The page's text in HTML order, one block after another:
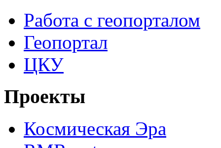
Работа с геопорталом
Геопортал
ЦКУ
Проекты
Космическая Эра